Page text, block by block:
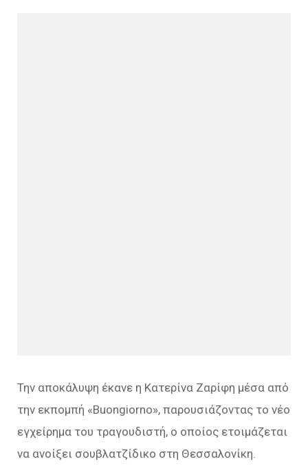
Την αποκάλυψη έκανε η Κατερίνα Ζαρίφη μέσα από
την εκπομπή «Buongiorno», παρουσιάζοντας το νέο
εγχείρημα του τραγουδιστή, ο οποίος ετοιμάζεται
να ανοίξει σουβλατζίδικο στη Θεσσαλονίκη.